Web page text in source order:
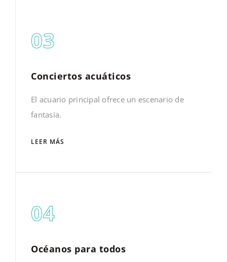
03
Conciertos acuáticos
El acuario principal ofrece un escenario de
fantasía.
LEER MÁS
04
Océanos para todos